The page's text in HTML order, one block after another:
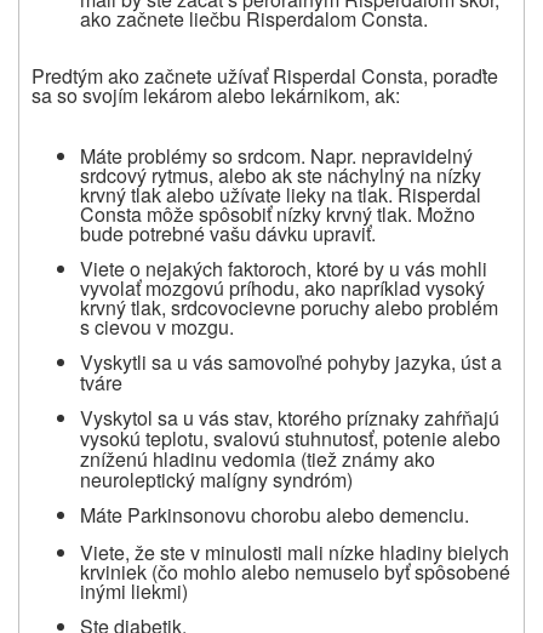
ako začnete liečbu Risperdalom Consta.
Predtým ako začnete užívať Risperdal Consta, poraďte
sa so svojím lekárom alebo lekárnikom, ak:
Máte problémy so srdcom. Napr. nepravidelný
srdcový rytmus, alebo ak ste náchylný na nízky
krvný tlak alebo užívate lieky na tlak. Risperdal
Consta môže spôsobiť nízky krvný tlak. Možno
bude potrebné vašu dávku upraviť.
Viete o nejakých faktoroch, ktoré by u vás mohli
vyvolať mozgovú príhodu, ako napríklad vysoký
krvný tlak, srdcovocievne poruchy alebo problém
s cievou v mozgu.
Vyskytli sa u vás samovoľné pohyby jazyka, úst a
tváre
Vyskytol sa u vás stav, ktorého príznaky zahŕňajú
vysokú teplotu, svalovú stuhnutosť, potenie alebo
zníženú hladinu vedomia (tiež známy ako
neuroleptický malígny syndróm)
Máte Parkinsonovu chorobu alebo demenciu.
Viete, že ste v minulosti mali nízke hladiny bielych
krviniek (čo mohlo alebo nemuselo byť spôsobené
inými liekmi)
Ste diabetik.